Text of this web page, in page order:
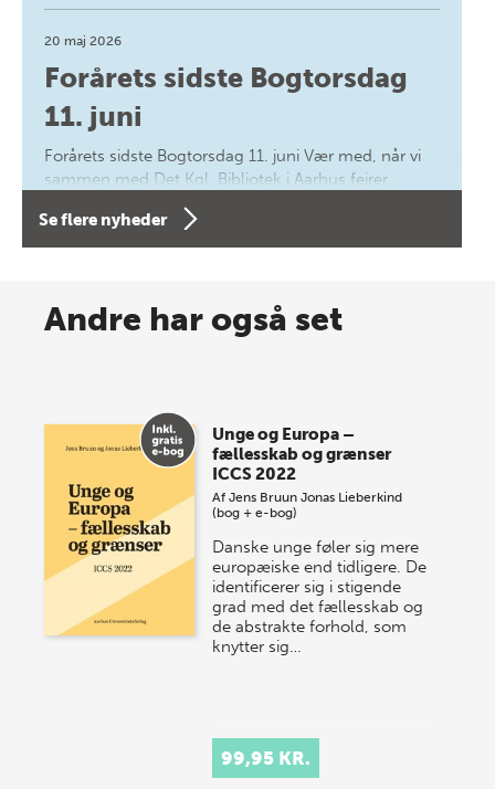
20 maj 2026
Forårets sidste Bogtorsdag
11. juni
Forårets sidste Bogtorsdag 11. juni Vær med, når vi
sammen med Det Kgl. Bibliotek i Aarhus fejrer
forfatterne bag vores nyes…
Spar op til 70% til sommer-
store sommer-lagersalg, så sæt kryds i kalenderen
onsdag den 10. j…
Se flere nyheder
Andre har også set
Unge og Europa –
fællesskab og grænser
ICCS 2022
AfJens Bruun Jonas Lieberkind
(bog + e-bog)
Danske unge føler sig mere
europæiske end tidligere. De
identificerer sig i stigende
grad med det fællesskab og
de abstrakte forhold, som
knytter sig…
99,95 KR.